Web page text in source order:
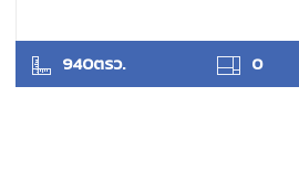
940ตรว. 0